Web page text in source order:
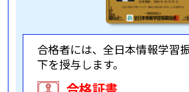
合格者には、全日本情報学習
下を授与します。